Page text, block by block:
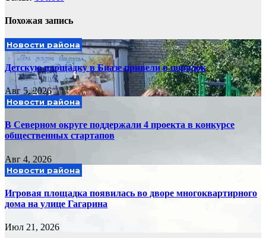
Похожая запись
Новости района
Детскую площадку в Биазе привели в порядок
Авг 5, 2026
Новости района
В Северном округе поддержали 4 проекта в конкурсе
общественных стартапов
Авг 4, 2026
Новости района
Игровая площадка появилась во дворе многоквартирного
дома на улице Гагарина
Июл 21, 2026